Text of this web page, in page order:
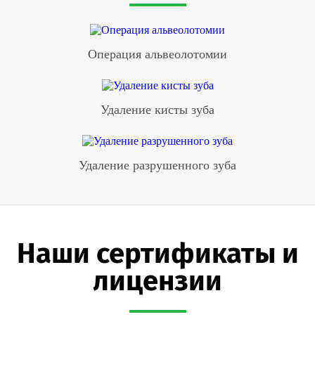
Операция альвеолотомии
Удаление кисты зуба
Удаление разрушенного зуба
Наши сертификаты и
лицензии